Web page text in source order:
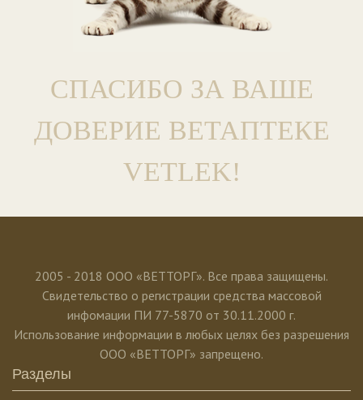
СПАСИБО ЗА ВАШЕ
ДОВЕРИЕ ВЕТАПТЕКЕ
VETLEK!
2005 - 2018 ООО «ВЕТТОРГ». Все права защищены.
Свидетельство о регистрации средства массовой
инфомации ПИ 77-5870 от 30.11.2000 г.
Использование информации в любых целях без разрешения
ООО «ВЕТТОРГ» запрещено.
Разделы